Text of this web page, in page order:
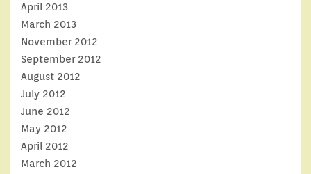
April 2013
March 2013
November 2012
September 2012
August 2012
July 2012
June 2012
May 2012
April 2012
March 2012